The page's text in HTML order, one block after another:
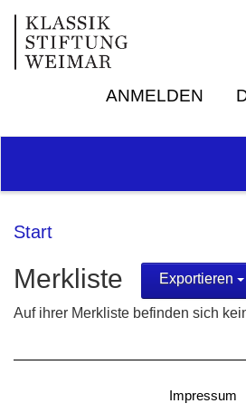
ANMELDEN
Start
Exportieren
Merkliste
Auf ihrer Merkliste befinden sich
Impressum